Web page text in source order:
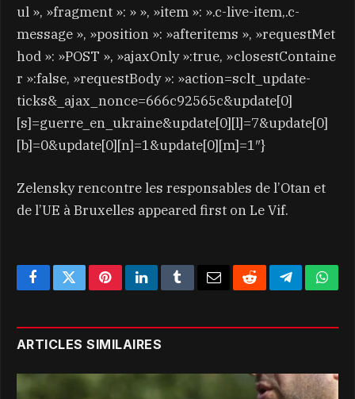
ul », »fragment »: » », »item »: ».c-live-item,.c-
message », »position »: »afteritems », »requestMet
hod »: »POST », »ajaxOnly »:true, »closestContaine
r »:false, »requestBody »: »action=sclt_update-
ticks&_ajax_nonce=666c92565c&update[0]
[s]=guerre_en_ukraine&update[0][l]=7&update[0]
[b]=0&update[0][n]=1&update[0][m]=1″}
Zelensky rencontre les responsables de l’Otan et
de l’UE à Bruxelles appeared first on Le Vif.
FacebookTwitterPinterestLinkedInTumblr EmailRedditTelegram
ARTICLES SIMILAIRES